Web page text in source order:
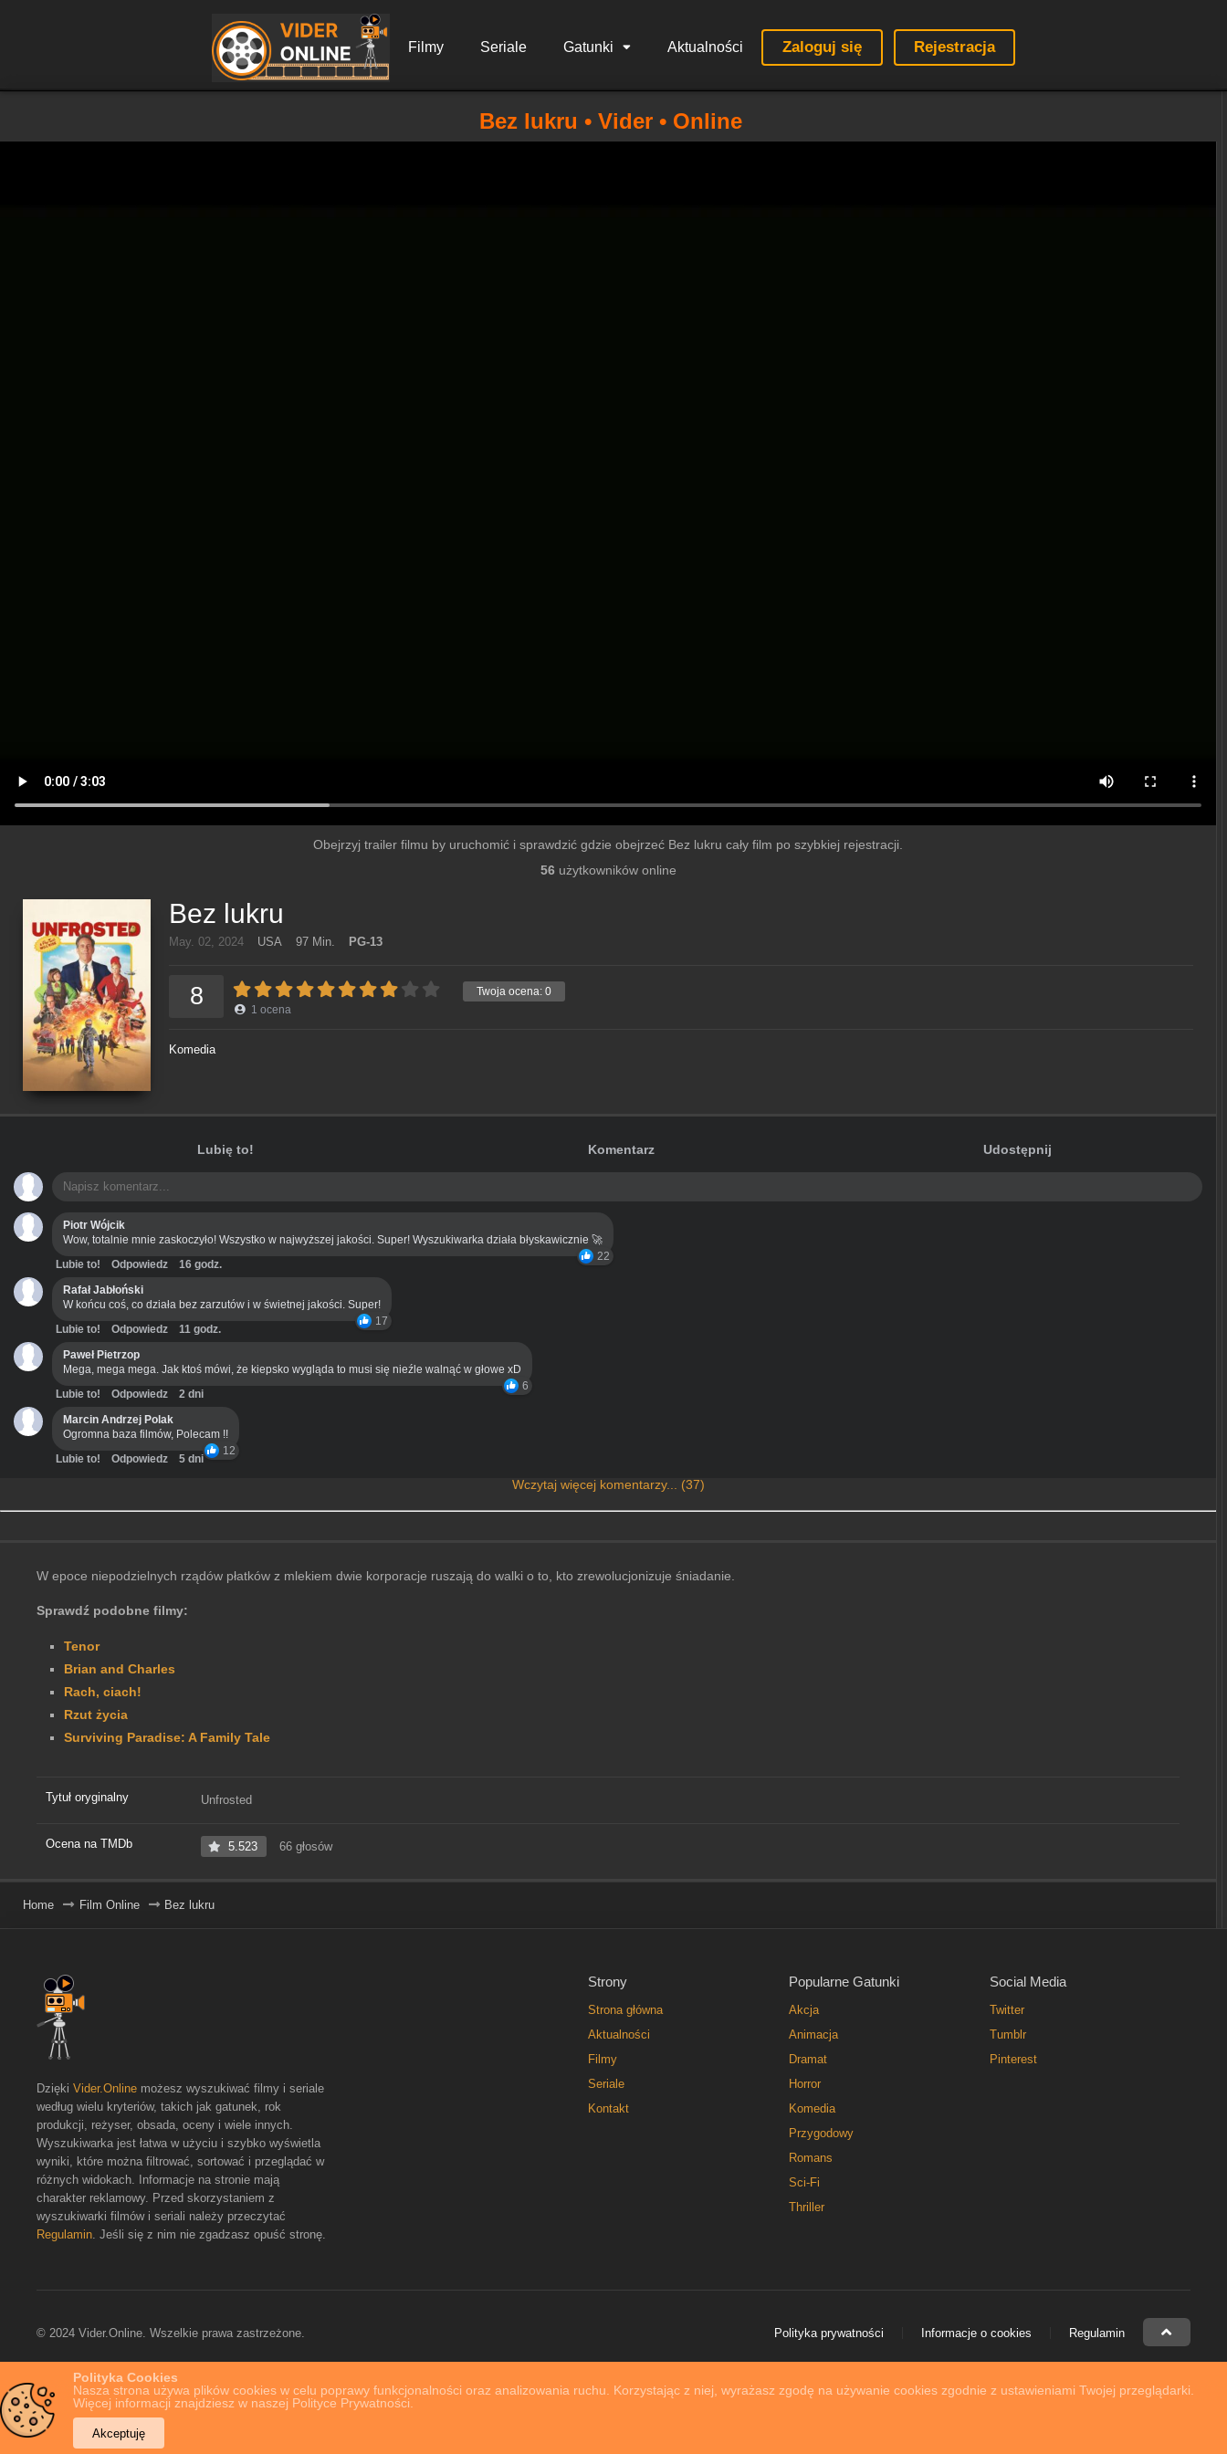
Filmy Seriale Gatunki Aktualności Zaloguj się Rejestracja
Polityka Cookies
Nasza strona używa plików cookies w celu poprawy funkcjonalności oraz analizowania ruchu. Korzystając z niej, wyrażasz zgodę na używanie cookies zgodnie z ustawieniami Twojej przeglądarki.
Więcej informacji znajdziesz w naszej Polityce Prywatności.
Akceptuję
Bez lukru • Vider • Online
Obejrzyj trailer filmu by uruchomić i sprawdzić gdzie obejrzeć Bez lukru cały film po szybkiej rejestracji.
56użytkowników online
Bez lukru
May. 02, 2024 USA 97 Min. PG-13
Twoja ocena: 0
8 1 ocena
Komedia
Lubię to! Komentarz Udostępnij
Piotr Wójcik
Wow, totalnie mnie zaskoczyło! Wszystko w najwyższej jakości. Super! Wyszukiwarka działa błyskawicznie 🚀
22
Lubie to! Odpowiedz
16 godz.
Rafał Jabłoński
W końcu coś, co działa bez zarzutów i w świetnej jakości. Super!
17
Lubie to! Odpowiedz
11 godz.
Paweł Pietrzop
Mega, mega mega. Jak ktoś mówi, że kiepsko wygląda to musi się nieźle walnąć w głowe xD
6
Lubie to! Odpowiedz
2 dni
Marcin Andrzej Polak
Ogromna baza filmów, Polecam !!
12
Lubie to! Odpowiedz 5 dni
Wczytaj więcej komentarzy... (37)
W epoce niepodzielnych rządów płatków z mlekiem dwie korporacje ruszają do walki o to, kto zrewolucjonizuje śniadanie.
Sprawdź podobne filmy:
Tenor
Brian and Charles
Rach, ciach!
Rzut życia
Surviving Paradise: A Family Tale
Tytuł oryginalny Unfrosted
Ocena na TMDb 5.523 66 głosów
Home Film Online Bez lukru
Strony
Strona główna
Aktualności
Filmy
Seriale
Kontakt
Popularne Gatunki
Akcja
Animacja
Dramat
Horror
Komedia
Przygodowy
Romans
Sci-Fi
Thriller
Social Media
Twitter
Tumblr
Pinterest
Dzięki Vider.Online możesz wyszukiwać filmy i seriale
według wielu kryteriów, takich jak gatunek, rok
produkcji, reżyser, obsada, oceny i wiele innych.
Wyszukiwarka jest łatwa w użyciu i szybko wyświetla
wyniki, które można filtrować, sortować i przeglądać w
różnych widokach. Informacje na stronie mają
charakter reklamowy. Przed skorzystaniem z
wyszukiwarki filmów i seriali należy przeczytać
Regulamin. Jeśli się z nim nie zgadzasz opuść stronę.
© 2024 Vider.Online. Wszelkie prawa zastrzeżone. Polityka prywatności Informacje o cookies Regulamin